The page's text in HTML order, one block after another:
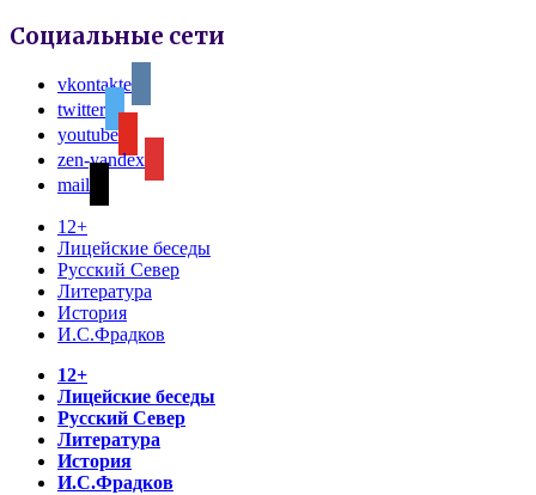
Социальные сети
vkontakte
twitter
youtube
zen-yandex
mail
12+
Лицейские беседы
Русский Север
Литература
История
И.С.Фрадков
12+
Лицейские беседы
Русский Север
Литература
История
И.С.Фрадков